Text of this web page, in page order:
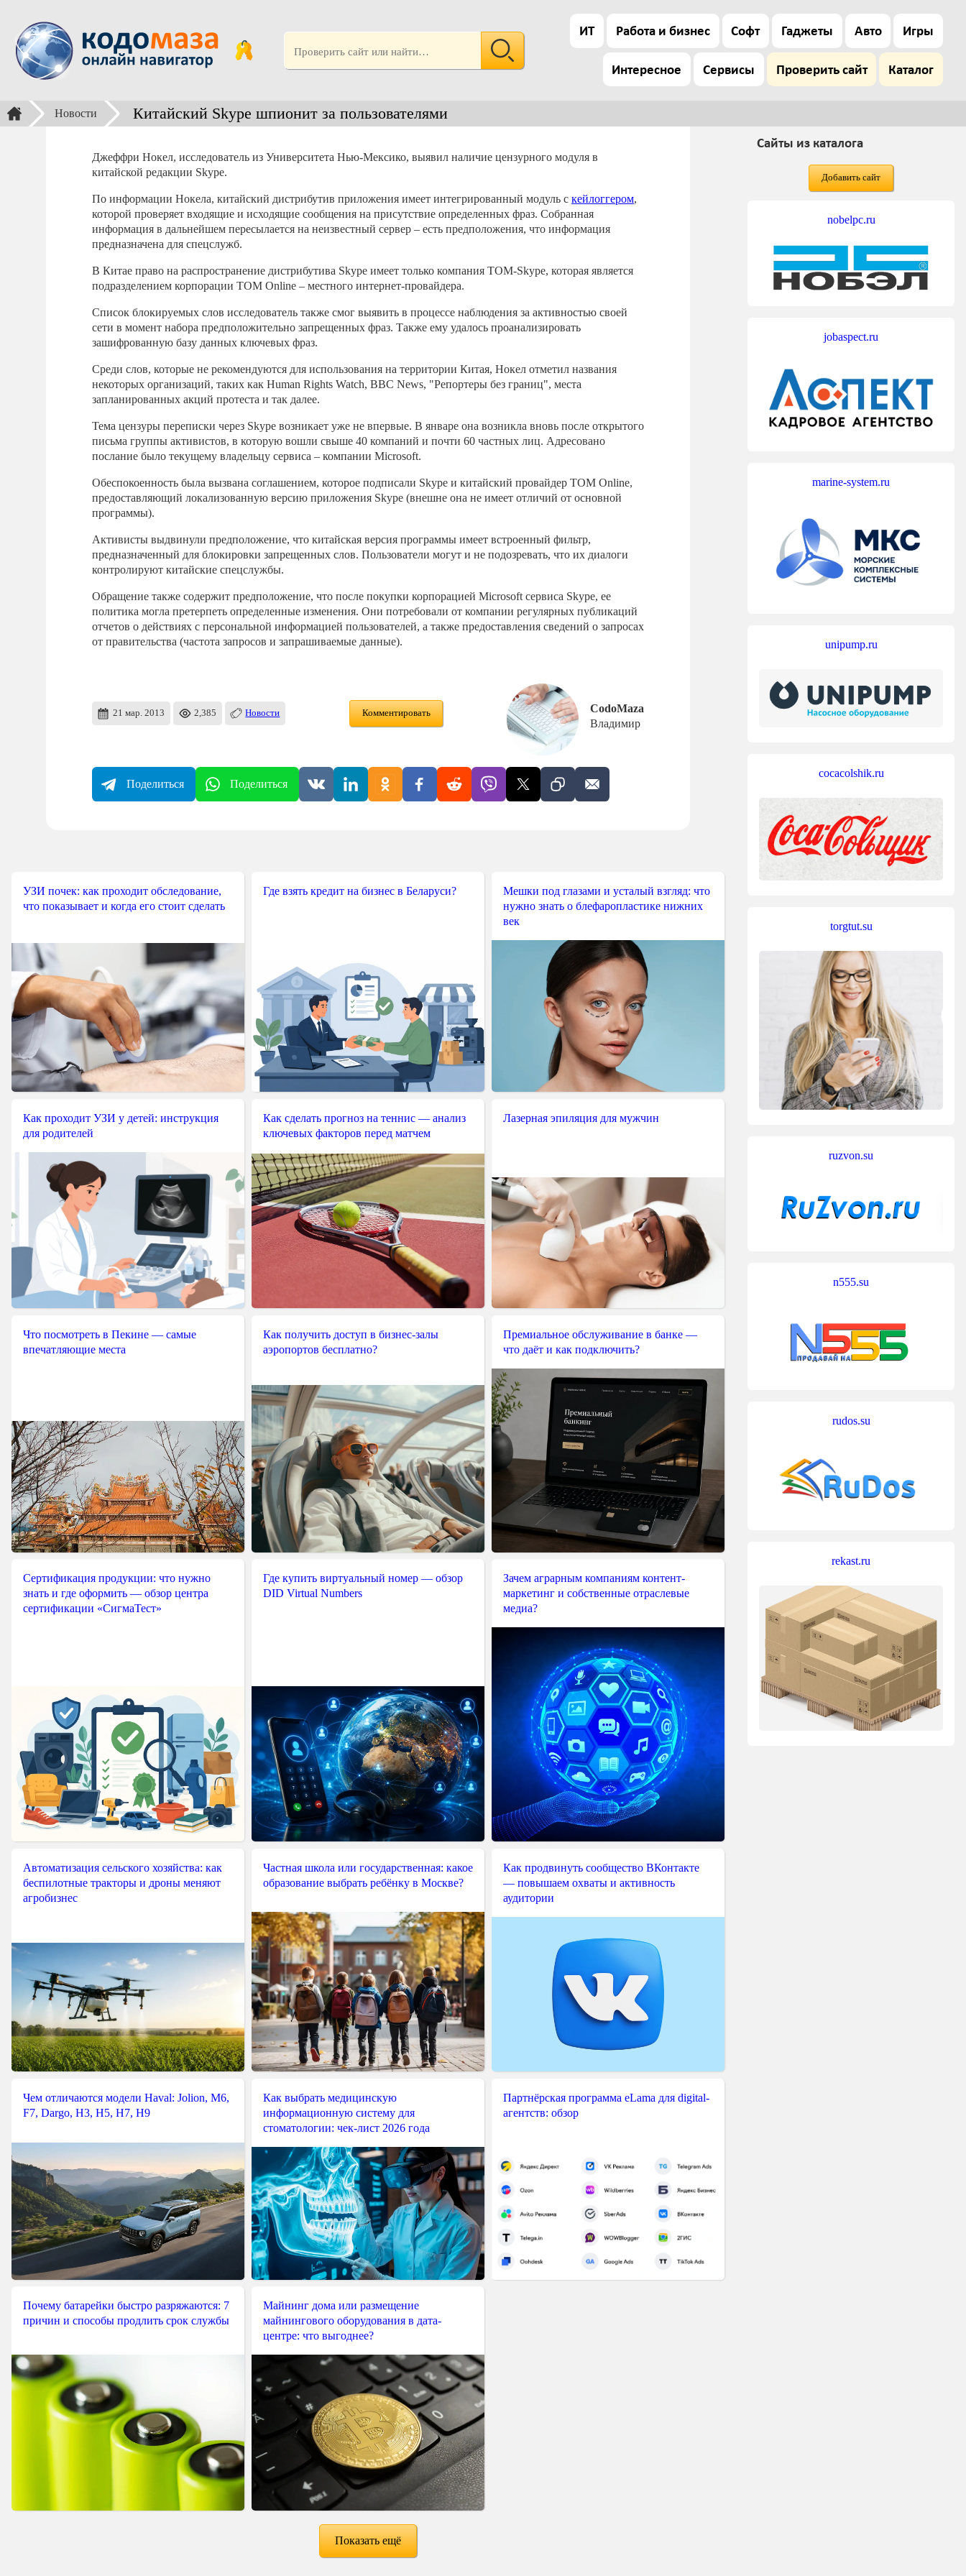
ИТ Работа и бизнес Софт Гаджеты Авто Игры
Интересное Сервисы Проверить сайт Каталог
Новости Китайский Skype шпионит за пользователями
Джеффри Нокел, исследователь из Университета Нью-Мексико, выявил наличие цензурного модуля в
китайской редакции Skype.
По информации Нокела, китайский дистрибутив приложения имеет интегрированный модуль с кейлоггером,
которой проверяет входящие и исходящие сообщения на присутствие определенных фраз. Собранная
информация в дальнейшем пересылается на неизвестный сервер – есть предположения, что информация
предназначена для спецслужб.
В Китае право на распространение дистрибутива Skype имеет только компания TOM-Skype, которая является
подразделением корпорации TOM Online – местного интернет-провайдера.
Список блокируемых слов исследователь также смог выявить в процессе наблюдения за активностью своей
сети в момент набора предположительно запрещенных фраз. Также ему удалось проанализировать
зашифрованную базу данных ключевых фраз.
Среди слов, которые не рекомендуются для использования на территории Китая, Нокел отметил названия
некоторых организаций, таких как Human Rights Watch, BBC News, "Репортеры без границ", места
запланированных акций протеста и так далее.
Тема цензуры переписки через Skype возникает уже не впервые. В январе она возникла вновь после открытого
письма группы активистов, в которую вошли свыше 40 компаний и почти 60 частных лиц. Адресовано
послание было текущему владельцу сервиса – компании Microsoft.
Обеспокоенность была вызвана соглашением, которое подписали Skype и китайский провайдер TOM Online,
предоставляющий локализованную версию приложения Skype (внешне она не имеет отличий от основной
программы).
Активисты выдвинули предположение, что китайская версия программы имеет встроенный фильтр,
предназначенный для блокировки запрещенных слов. Пользователи могут и не подозревать, что их диалоги
контролируют китайские спецслужбы.
Обращение также содержит предположение, что после покупки корпорацией Microsoft сервиса Skype, ее
политика могла претерпеть определенные изменения. Они потребовали от компании регулярных публикаций
отчетов о действиях с персональной информацией пользователей, а также предоставления сведений о запросах
от правительства (частота запросов и запрашиваемые данные).
21 мар. 2013 2,385 Новости Комментировать
CodoMaza
Владимир
Поделиться Поделиться
УЗИ почек: как проходит обследование,
что показывает и когда его стоит сделать
Где взять кредит на бизнес в Беларуси?
Мешки под глазами и усталый взгляд: что
нужно знать о блефаропластике нижних
век
Как проходит УЗИ у детей: инструкция
для родителей
Как сделать прогноз на теннис — анализ
ключевых факторов перед матчем
Лазерная эпиляция для мужчин
Что посмотреть в Пекине — самые
впечатляющие места
Как получить доступ в бизнес-залы
аэропортов бесплатно?
Премиальное обслуживание в банке —
что даёт и как подключить?
Сертификация продукции: что нужно
знать и где оформить — обзор центра
сертификации «СигмаТест»
Где купить виртуальный номер — обзор
DID Virtual Numbers
Зачем аграрным компаниям контент-
маркетинг и собственные отраслевые
медиа?
Автоматизация сельского хозяйства: как
беспилотные тракторы и дроны меняют
агробизнес
Частная школа или государственная: какое
образование выбрать ребёнку в Москве?
Как продвинуть сообщество ВКонтакте
— повышаем охваты и активность
аудитории
Чем отличаются модели Haval: Jolion, M6,
F7, Dargo, H3, H5, H7, H9
Как выбрать медицинскую
информационную систему для
стоматологии: чек-лист 2026 года
Партнёрская программа eLama для digital-
агентств: обзор
Почему батарейки быстро разряжаются: 7
причин и способы продлить срок службы
Майнинг дома или размещение
майнингового оборудования в дата-
центре: что выгоднее?
Показать ещё
Сайты из каталога
Добавить сайт
nobelpc.ru
jobaspect.ru
marine-system.ru
unipump.ru
cocacolshik.ru
torgtut.su
ruzvon.su
n555.su
rudos.su
rekast.ru